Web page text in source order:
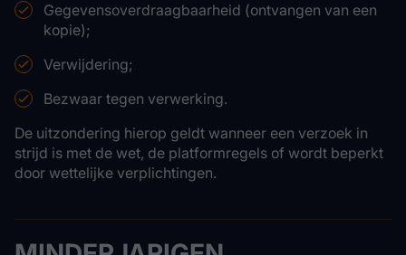
Gegevensoverdraagbaarheid (ontvangen van een
kopie);
Verwijdering;
Bezwaar tegen verwerking.
De uitzondering hierop geldt wanneer een verzoek in
strijd is met de wet, de platformregels of wordt beperkt
door wettelijke verplichtingen.